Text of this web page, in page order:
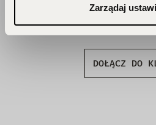
Zarządaj
Zbieraj punkty,
DOŁĄCZ DO